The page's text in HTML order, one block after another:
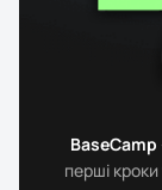
BaseCamp
перші